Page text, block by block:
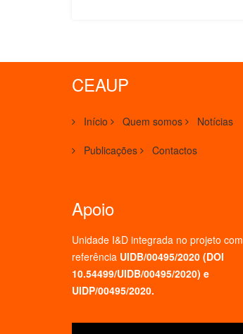
CEAUP
Início Quem somos Notícias
Publicações Contactos
Apoio
Unidade I&D integrada no projeto com
referência UIDB/00495/2020 (DOI
10.54499/UIDB/00495/2020) e
UIDP/00495/2020.